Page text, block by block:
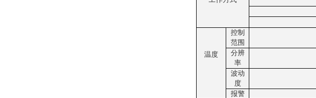
温度
控制
范围
分辨
率
波动
度
报警